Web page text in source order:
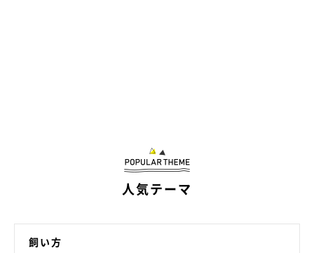
じゃらしおもちゃを使った遊びでは、獲物に見立てたおもちゃを
にすると、ドーパミンの分泌につながります。
人気テーマ
飼い方